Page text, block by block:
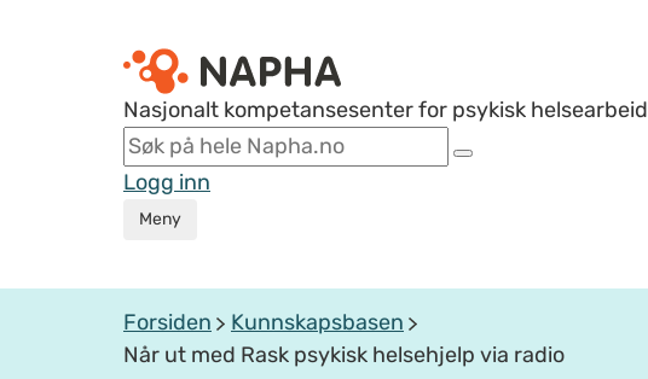
Nasjonalt kompetansesenter for psykisk helsearbeid
Logg inn
Meny
Forsiden
Kunnskapsbasen
Når ut med Rask psykisk helsehjelp via radio